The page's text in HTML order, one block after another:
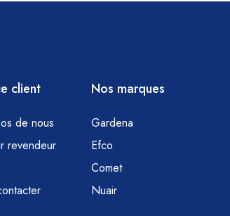
client
de nous
revendeur
Nos marques
Gardena
Efco
Comet
Nuair